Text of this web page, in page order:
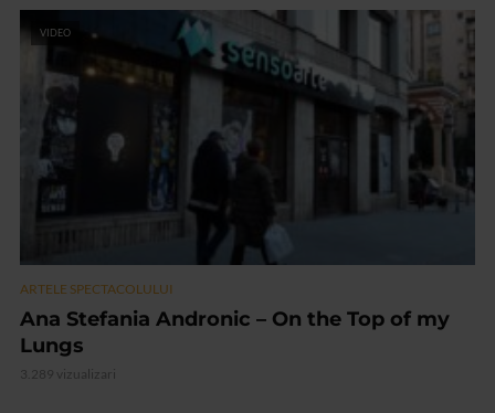
VIDEO
ARTELE SPECTACOLULUI
Ana Stefania Andronic – On the Top of my
Lungs
3.289 vizualizari